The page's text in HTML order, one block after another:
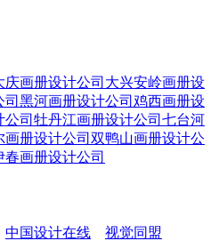
庆画册设计公司 大兴安岭画册设
黑河画册设计公司 鸡西画册设
司 牡丹江画册设计公司 七台河
画册设计公司 双鸭山画册设计公
春画册设计公司
中国设计在线 视觉同盟